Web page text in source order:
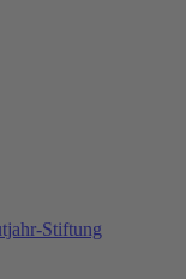
Stiftung